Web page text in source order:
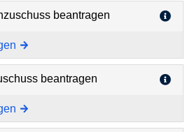
beantragen
beantragen